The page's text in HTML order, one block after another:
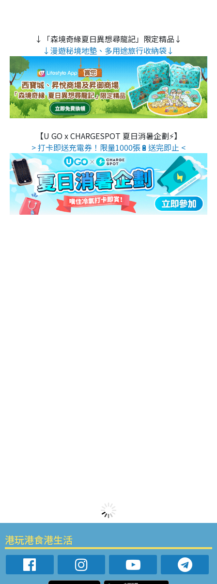
↓「森境奇緣夏日異想尋龍記」限定精品↓
↓漫遊秘境地墊、多用途旅行收納袋↓
【U GO x CHARGESPOT 夏日消暑企劃⚡】
> 打卡即送充電券！限量1000張🔋送完即止 <
港玩港食港生活